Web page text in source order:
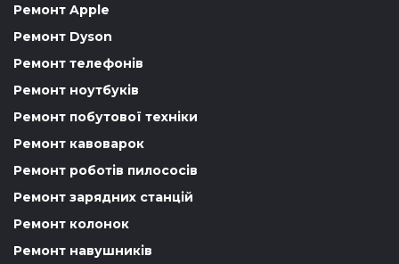
Ремонт Apple
Ремонт Dyson
Ремонт телефонів
Ремонт ноутбуків
Ремонт побутової техніки
Ремонт кавоварок
Ремонт роботів пилососів
Ремонт зарядних станцій
Ремонт колонок
Ремонт навушників